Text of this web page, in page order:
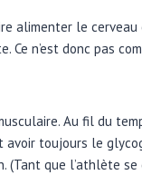
alimenter le cerveau
n’est donc pas
Au fil du
toujours le
(Tant que l’athlète se